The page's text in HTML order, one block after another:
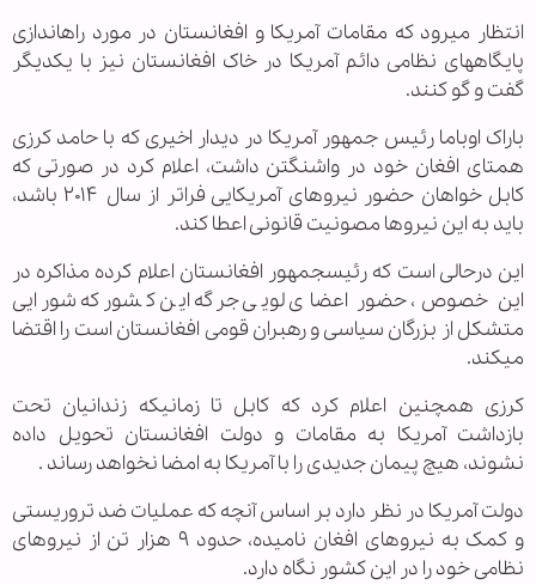
انتظار می‎رود که مقامات آمریکا و افغانستان در مورد راه‎اندازی
پایگاه‎های نظامی دائم آمریکا در خاک افغانستان نیز با یک‎دیگر
گفت و گو کنند.
باراک اوباما رئیس جمهور آمریکا در دیدار اخیری که با حامد کرزی
همتای افغان خود در واشنگتن داشت، اعلام کرد در صورتی که
کابل خواهان حضور نیروهای آمریکایی فراتر از سال ۲۰۱۴ باشد،
باید به این نیروها مصونیت قانونی اعطا کند.
این درحالی است که رئیس‎جمهور افغانستان اعلام کرده مذاکره در
این خصوص، حضور اعضای لویی جرگه این کشور که شورایی
متشکل از بزرگان سیاسی و رهبران قومی افغانستان است را اقتضا
می‎کند.
کرزی همچنین اعلام کرد که کابل تا زمانی‎که زندانیان تحت
بازداشت آمریکا به مقامات و دولت افغانستان تحویل داده
نشوند، هیچ پیمان جدیدی را با آمریکا به امضا نخواهد رساند .
دولت آمریکا در نظر دارد بر اساس آن‎چه که عملیات ضد تروریستی
و کمک به نیروهای افغان نامیده، حدود ۹ هزار تن از نیروهای
نظامی خود را در این کشور نگاه دارد.